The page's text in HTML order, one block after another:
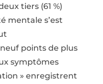
tiers (61 %)
mentale s’est
points de plus
symptômes
» enregistrent